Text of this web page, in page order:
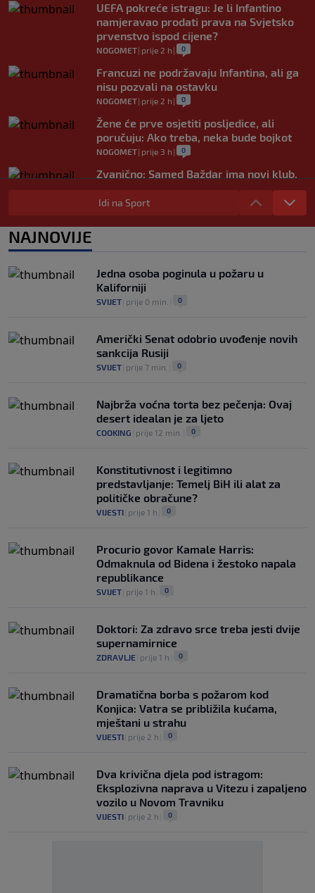
UEFA pokreće istragu: Je li Infantino
namjeravao prodati prava na Svjetsko
prvenstvo ispod cijene?
NOGOMET| prije 2 h | 0
Francuzi ne podržavaju Infantina, ali ga
nisu pozvali na ostavku
NOGOMET| prije 2 h | 0
Žene će prve osjetiti posljedice, ali
poručuju: Ako treba, neka bude bojkot
NOGOMET| prije 3 h | 0
Zvanično: Samed Baždar ima novi klub,
zadužio broj sa velikom "težinom"
NOGOMET|prije 5 h
Prije nekoliko godina zaludjela je
Idi na Sport
NAJNOVIJE
Jedna osoba poginula u požaru u
Kaliforniji
SVIJET prije 0 min. 0
Američki Senat odobrio uvođenje novih
sankcija Rusiji
SVIJET prije 7 min. 0
Najbrža voćna torta bez pečenja: Ovaj
desert idealan je za ljeto
COOKING prije 12 min. 0
Konstitutivnost i legitimno
predstavljanje: Temelj BiH ili alat za
političke obračune?
VIJESTI prije 1 h 0
Procurio govor Kamale Harris:
Odmaknula od Bidena i žestoko napala
republikance
SVIJET prije 1 h 0
Doktori: Za zdravo srce treba jesti dvije
supernamirnice
ZDRAVLJE prije 1 h 0
Dramatična borba s požarom kod
Konjica: Vatra se približila kućama,
mještani u strahu
VIJESTI prije 2 h 0
Dva krivična djela pod istragom:
Eksplozivna naprava u Vitezu i zapaljeno
vozilo u Novom Travniku
VIJESTI prije 2 h 0